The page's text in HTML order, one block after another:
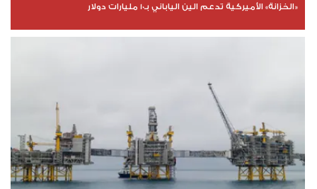
«الخزانة» الأميركية تدعم الين الياباني بـ10 مليارات دولار